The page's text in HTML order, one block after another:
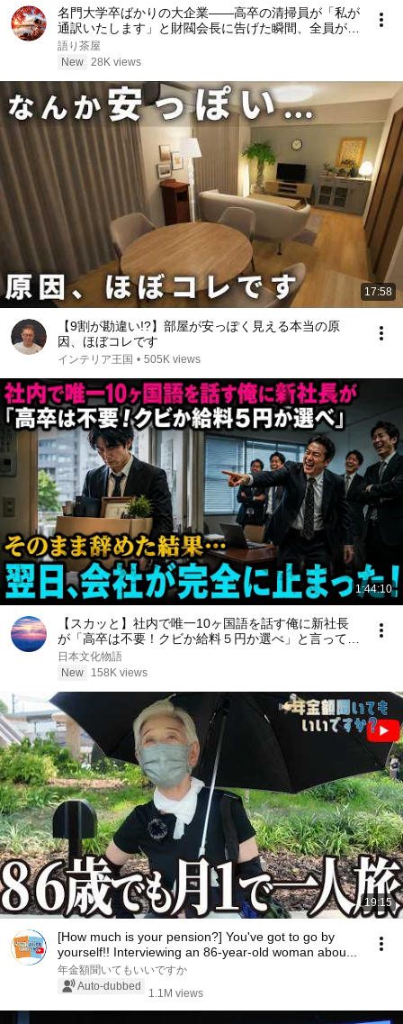
名門大学卒ばかりの大企業――高卒の清掃員が「私が
通訳いたします」と財閥会長に告げた瞬間、全員が嘲
笑した。しかし5分後、その場は静まり返った。#動
エピソード#老後の物語 #家族の物語
語り茶屋
New 28K views
17:58
【9割が勘違い!?】部屋が安っぽく見える本当の原
因、ほぼコレです
インテリア王国 • 505K views
1:44:10
【スカッと】社内で唯一10ヶ国語を話す俺に新社長
が「高卒は不要！クビか給料５円か選べ」と言ってき
た。そのまま辞めた結果
日本文化物語
New
158K views
19:15
[How much is your pension?] You've got to go by
yourself!! Interviewing an 86-year-old woman abou...
年金額聞いてもいいですか
Auto-dubbed
1.1M views